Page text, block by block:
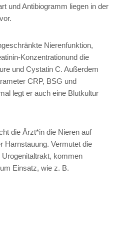
und Antibiogramm liegen in der
Nierenfunktion,
Konzentrationund die
und Cystatin C. Außerdem
CRP, BSG und
legt er auch eine Blutkultur
die Ärzt*in die Nieren auf
Harnstauung. Vermutet die
kommen
Einsatz, wie z. B.